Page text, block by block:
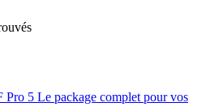
Pro 5 Le package complet pour vos